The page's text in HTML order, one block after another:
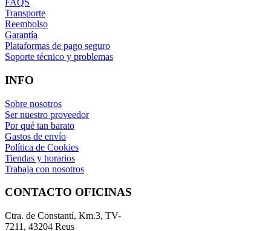
FAQS
Transporte
Reembolso
Garantía
Plataformas de pago seguro
Soporte técnico y problemas
INFO
Sobre nosotros
Ser nuestro proveedor
Por qué tan barato
Gastos de envío
Política de Cookies
Tiendas y horarios
Trabaja con nosotros
CONTACTO OFICINAS
Ctra. de Constantí, Km.3, TV-
7211, 43204 Reus